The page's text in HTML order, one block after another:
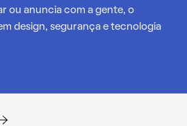
ou anuncia com a gente, o
design, segurança e tecnologia